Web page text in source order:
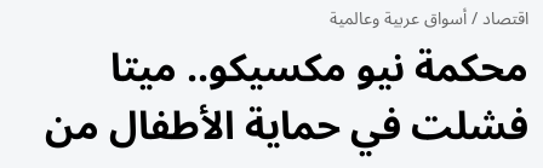
اقتصاد/أسواق عربية وعالمية
محكمة نيو مكسيكو.. ميتا
فشلت في حماية الأطفال من